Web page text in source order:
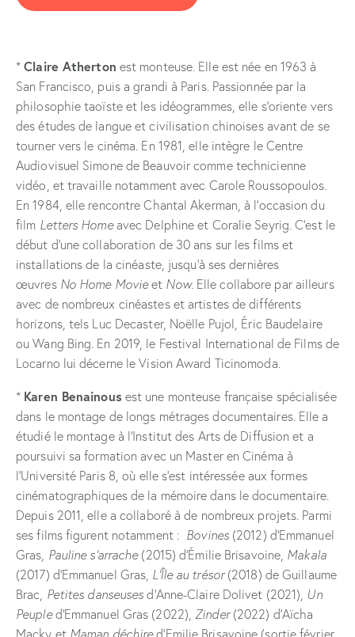
*Claire Atherton est monteuse. Elle est née en 1963 à
San Francisco, puis a grandi à Paris. Passionnée par la
philosophie taoïste et les idéogrammes, elle s’oriente vers
des études de langue et civilisation chinoises avant de se
tourner vers le cinéma. En 1981, elle intègre le Centre
Audiovisuel Simone de Beauvoir comme technicienne
vidéo, et travaille notamment avec Carole Roussopoulos.
En 1984, elle rencontre Chantal Akerman, à l’occasion du
film Letters Homeavec Delphine et Coralie Seyrig. C’est le
début d’une collaboration de 30 ans sur les films et
installations de la cinéaste, jusqu’à ses dernières
œuvres No Home Movieet Now. Elle collabore par ailleurs
avec de nombreux cinéastes et artistes de différents
horizons, tels Luc Decaster, Noëlle Pujol, Éric Baudelaire
ou Wang Bing. En 2019, le Festival International de Films de
Locarno lui décerne le Vision Award Ticinomoda.
* Karen Benainousest une monteuse française spécialisée
dans le montage de longs métrages documentaires. Elle a
étudié le montage à l’Institut des Arts de Diffusion et a
poursuivi sa formation avec un Master en Cinéma à
l’Université Paris 8, où elle s’est intéressée aux formes
cinématographiques de la mémoire dans le documentaire.
Depuis 2011, elle a collaboré à de nombreux projets. Parmi
ses films figurent notamment : Bovines(2012) d’Emmanuel
Gras, Pauline s’arrache(2015) d’Émilie Brisavoine, Makala
(2017) d’Emmanuel Gras, L’Île au trésor(2018) de Guillaume
Brac, Petites danseuses d’Anne-Claire Dolivet (2021), Un
Peupled’Emmanuel Gras (2022), Zinder(2022) d’Aïcha
Macky et Maman déchired’Emilie Brisavoine (sortie février